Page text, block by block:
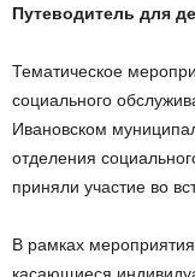
Путеводитель для
Тематическое
социального
Ивановском
отделения
приняли участие во
В рамках